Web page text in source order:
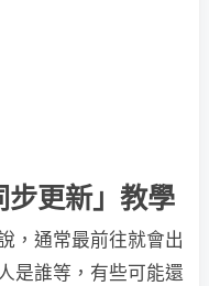
步更新」教學
，通常最前往就會出
是誰等，有些可能還